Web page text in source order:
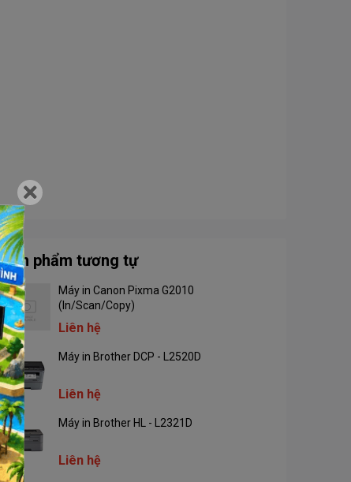
Sản phẩm tương tự
Máy in Canon Pixma G2010
(In/Scan/Copy)
Liên hệ
Máy in Brother DCP - L2520D
Liên hệ
Máy in Brother HL - L2321D
Liên hệ